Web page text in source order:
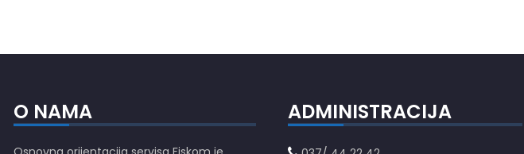
O NAMA ADMINISTRACIJA